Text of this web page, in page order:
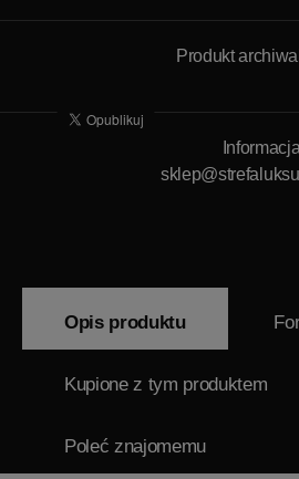
Produkt
Opis produktu
Kupione z tym produktem
Poleć znajomemu